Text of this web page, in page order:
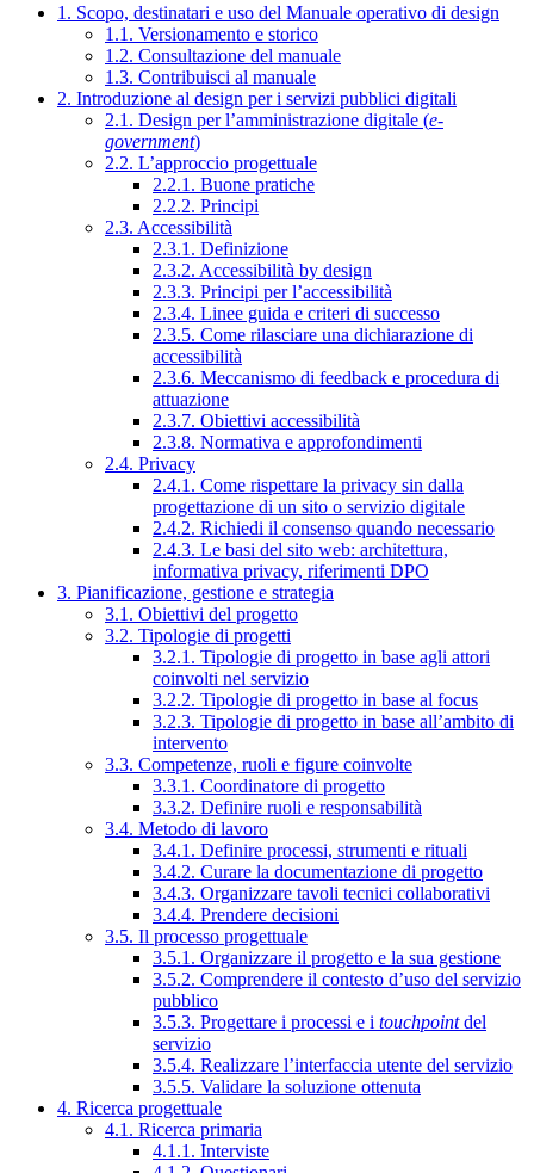
1. Scopo, destinatari e uso del Manuale operativo di design
1.1. Versionamento e storico
1.2. Consultazione del manuale
1.3. Contribuisci al manuale
2. Introduzione al design per i servizi pubblici digitali
2.1. Design per l’amministrazione digitale (e-
government)
2.2. L’approccio progettuale
2.2.1. Buone pratiche
2.2.2. Principi
2.3. Accessibilità
2.3.1. Definizione
2.3.2. Accessibilità by design
2.3.3. Principi per l’accessibilità
2.3.4. Linee guida e criteri di successo
2.3.5. Come rilasciare una dichiarazione di
accessibilità
2.3.6. Meccanismo di feedback e procedura di
attuazione
2.3.7. Obiettivi accessibilità
2.3.8. Normativa e approfondimenti
2.4. Privacy
2.4.1. Come rispettare la privacy sin dalla
progettazione di un sito o servizio digitale
2.4.2. Richiedi il consenso quando necessario
2.4.3. Le basi del sito web: architettura,
informativa privacy, riferimenti DPO
3. Pianificazione, gestione e strategia
3.1. Obiettivi del progetto
3.2. Tipologie di progetti
3.2.1. Tipologie di progetto in base agli attori
coinvolti nel servizio
3.2.2. Tipologie di progetto in base al focus
3.2.3. Tipologie di progetto in base all’ambito di
intervento
3.3. Competenze, ruoli e figure coinvolte
3.3.1. Coordinatore di progetto
3.3.2. Definire ruoli e responsabilità
3.4. Metodo di lavoro
3.4.1. Definire processi, strumenti e rituali
3.4.2. Curare la documentazione di progetto
3.4.3. Organizzare tavoli tecnici collaborativi
3.4.4. Prendere decisioni
3.5. Il processo progettuale
3.5.1. Organizzare il progetto e la sua gestione
3.5.2. Comprendere il contesto d’uso del servizio
pubblico
3.5.3. Progettare i processi e i touchpointdel
servizio
3.5.4. Realizzare l’interfaccia utente del servizio
3.5.5. Validare la soluzione ottenuta
4. Ricerca progettuale
4.1. Ricerca primaria
4.1.1. Interviste